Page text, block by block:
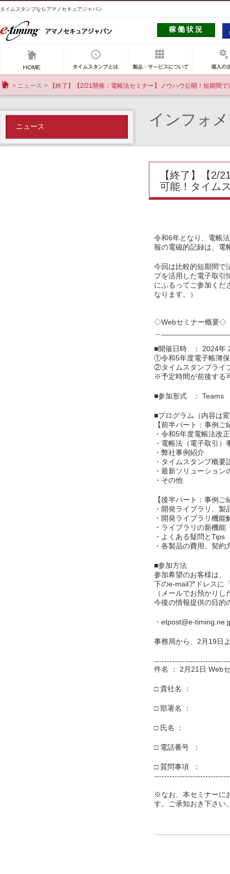
タイムスタンプならアマノセキュアジャパン
稼働状況
製品・サ
ニュース 【終了】【2/21開催：電帳法セミナー】ノウハウ公開！短期間
インフォ
【終了】【2/
可能！タイム
令和6年となり、電帳
報の電磁的記録は、電
今回は比較的短期間で
プを活用した電子取引
にふるってご参加くだ
なります。）
◇Webセミナー概要◇
■開催日時 ： 2024年
①令和5年度電子帳簿
②タイムスタンプライ
※予定時間が前後する
■参加形式 ： Teams
■プログラム（内容は
【前半パート：事例ご
・令和5年度電帳法改
・電帳法（電子取引）
・弊社事例紹介
・タイムスタンプ概要
・最新ソリューション
・その他
【後半パート：事例ご
・開発ライブラリ、
・開発ライブラリ機
・ライブラリの新機能
・よくある疑問とTips
・各製品の費用、契約
■参加方法
参加希望のお客様は、
下のe-mailアドレスに
（メールでお預かり
今後の情報提供の目的
・etpost@e-
事務局から、2月19日
件名 ： 2月21日 Web
□ 貴社名 ：
□ 部署名 ：
□ 氏名 ：
□ 電話番号 ：
□ 質問事項 ：
※なお、本セミナーに
す。ご承知おき下さい
ニュース